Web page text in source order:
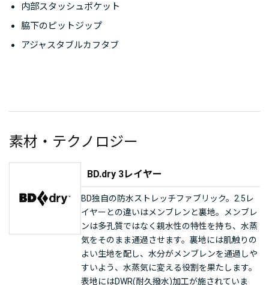
内部スタッシュポケット
脇下のピットジップ
アジャスタブルカフタブ
素材・テクノロジー
BD.dry 3レイヤー
BD独自の防水ストレッチファブリック。2.5レ
イヤーとの違いはメンブレンと裏地。メンブレ
ンは多孔質ではなく親水性の特性を持ち、水蒸
気をそのまま通過させます。裏地には肌触りの
よい生地を配し、水分がメンブレンを通過しや
すいよう、水蒸気に変える役割を果たします。
表地にはDWR(耐久撥水)加工が施されていま